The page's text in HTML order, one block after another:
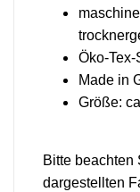
Öko-
Made in
Größe:
Bitte beachten
dargestellten